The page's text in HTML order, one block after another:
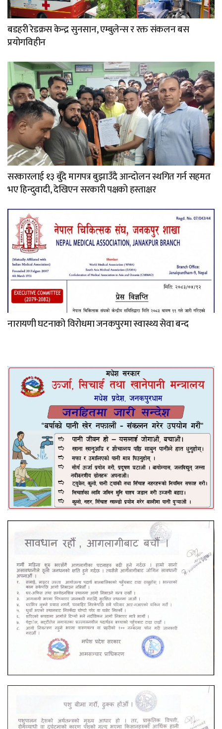
बडहरी रेडक्रस केन्द्र सुनसान, एम्बुलेन्स र रक्त संकलन बस
प्रयोगविहीन
सरकारलाई १३ बुँदे मागपत्र बुझाउँदै आन्दोलन स्थगित गर्न सहमत
भए हिन्दुवादी, देखिएन सरकारी पक्षको हस्ताक्षर
नारायणी घटनाको विरोधमा जनकपुरमा स्वास्थ्य सेवा बन्द